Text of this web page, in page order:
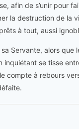
afin de s’unir pour
la destruction de la
à tout, aussi
Servante, alors
inquiétant se tisse
compte à rebours